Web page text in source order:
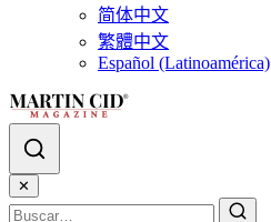
简体中文
繁體中文
Español (Latinoamérica)
✕